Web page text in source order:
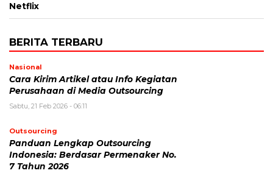
Netflix
BERITA TERBARU
Nasional
Cara Kirim Artikel atau Info Kegiatan
Perusahaan di Media Outsourcing
Sabtu, 21 Feb 2026 - 06:11
Outsourcing
Panduan Lengkap Outsourcing
Indonesia: Berdasar Permenaker No.
7 Tahun 2026